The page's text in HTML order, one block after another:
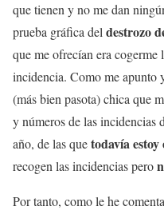
que tienen y no me dan
prueba gráfica del destrozo
que me ofrecían era cogerme
incidencia. Como me apunto
(más bien pasota) chica que
y números de las incidencias
año, de las quetodavía
recogen las incidencias pero
Por tanto, como le he